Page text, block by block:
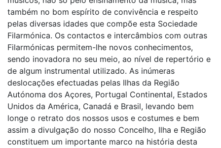
também no bom espírito de convivência e respeito
pelas diversas idades que compõe esta Sociedade
Filarmónica. Os contactos e intercâmbios com outras
Filarmónicas permitem-lhe novos conhecimentos,
sendo inovadora no seu meio, ao nível de repertório e
de algum instrumental utilizado. As inúmeras
deslocações efectuadas pelas Ilhas da Região
Autónoma dos Açores, Portugal Continental, Estados
Unidos da América, Canadá e Brasil, levando bem
longe o retrato dos nossos usos e costumes e bem
assim a divulgação do nosso Concelho, Ilha e Região
constituem um importante marco na história desta